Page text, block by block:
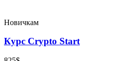
Новичкам
Курс Crypto Start